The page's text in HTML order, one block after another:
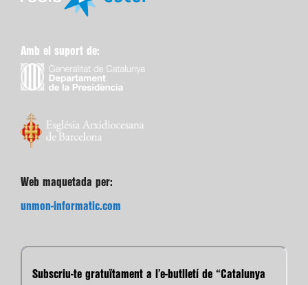
Amb el suport de:
Web maquetada per:
unmon-informatic.com
Subscriu-te gratuïtament a l’e-butlletí de “Catalunya